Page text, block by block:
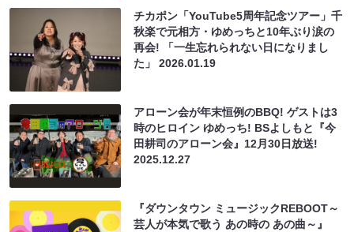
チカポン「YouTube5周年記念ツアー」千
秋楽で元相方・ゆめっちと10年ぶり涙の
再会! 「一生忘れられない日になりまし
た」2026.01.19
アローン会が年末恒例のBBQ! ゲストは3
時のヒロイン ゆめっち! BSよしもと『今
田耕司のアローン会』12月30日放送!
2025.12.27
『ダウンタウン ミュージックREBOOT～
芸人が本気で歌う あの時の あの曲～』